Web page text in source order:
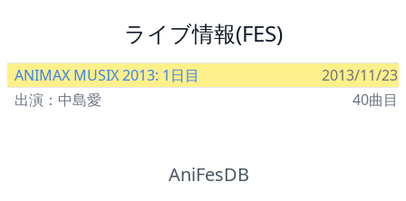
ライブ情報(FES)
ANIMAX MUSIX 2013: 1日目
2013/11/23
出演：中島愛
40曲目
AniFesDB